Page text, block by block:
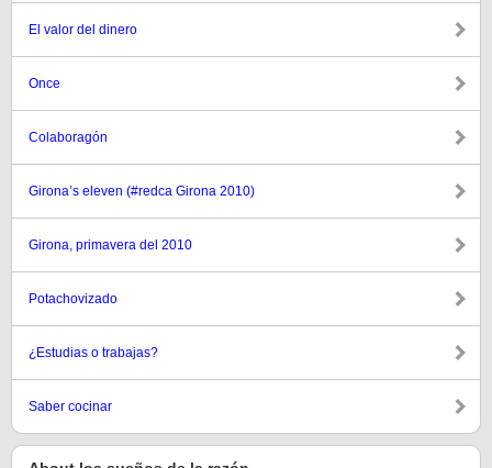
El valor del dinero
Once
Colaboragón
Girona’s eleven (#redca Girona 2010)
Girona, primavera del 2010
Potachovizado
¿Estudias o trabajas?
Saber cocinar